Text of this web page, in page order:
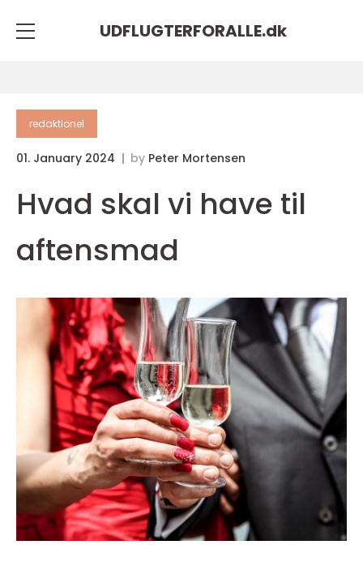
UDFLUGTERFORALLE.dk
redaktionel
01. January 2024 by Peter Mortensen
Hvad skal vi have til
aftensmad